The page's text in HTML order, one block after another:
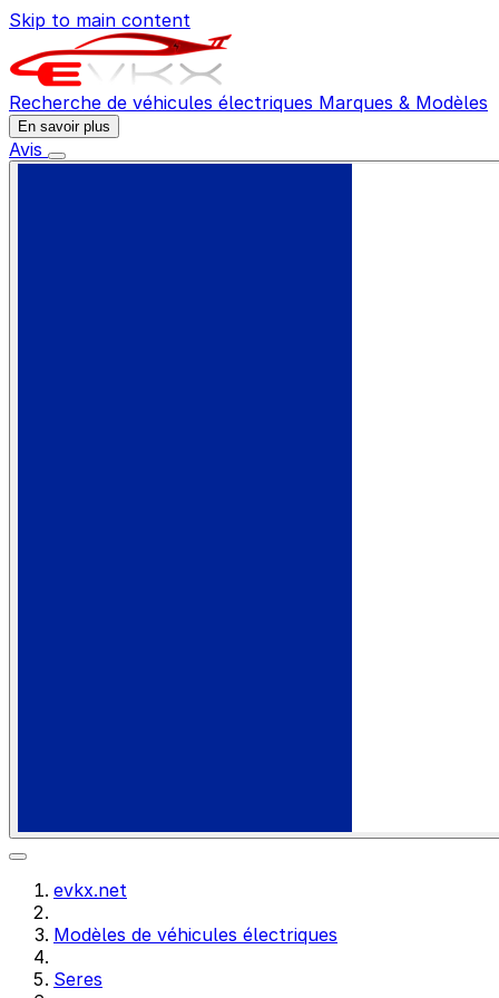
Skip to main content
Recherche de véhicules électriques Marques & Modèles
En savoir plus
Avis
evkx.net
Modèles de véhicules électriques
Seres